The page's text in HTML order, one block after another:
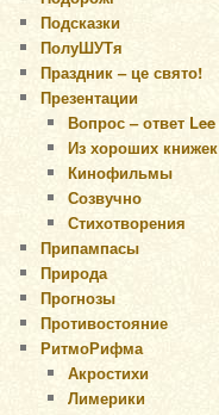
Подсказки
ПолуШУТя
Праздник – це свято!
Презентации
Вопрос – ответ Lee
Из хороших книжек
Кинофильмы
Созвучно
Стихотворения
Припампасы
Природа
Прогнозы
Противостояние
РитмоРифма
Акростихи
Лимерики